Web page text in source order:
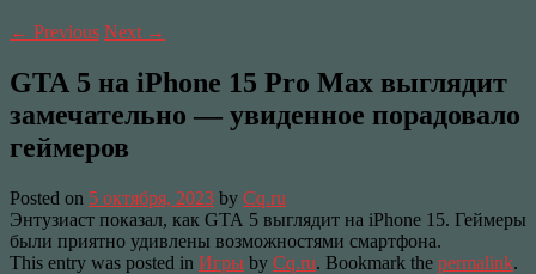
← Previous Next →
GTA 5 на iPhone 15 Pro Max выглядит
замечательно — увиденное порадовало
геймеров
Posted on 5 октября, 2023 by Cq.ru
Энтузиаст показал, как GTA 5 выглядит на iPhone 15. Геймеры
были приятно удивлены возможностями смартфона.
This entry was posted in Игры by Cq.ru. Bookmark the permalink.